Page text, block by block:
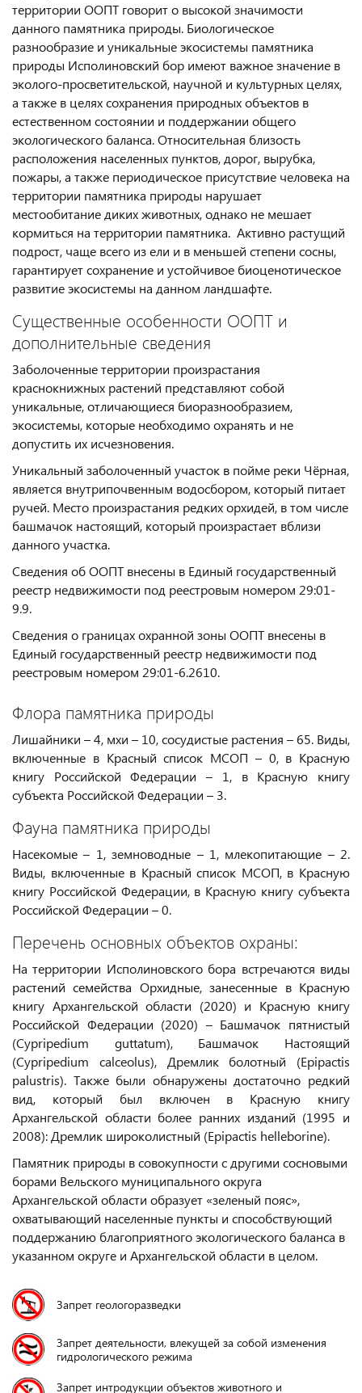
территории ООПТ говорит о высокой значимости
данного памятника природы. Биологическое
разнообразие и уникальные экосистемы памятника
природы Исполиновский бор имеют важное значение в
эколого-просветительской, научной и культурных целях,
а также в целях сохранения природных объектов в
естественном состоянии и поддержании общего
экологического баланса. Относительная близость
расположения населенных пунктов, дорог, вырубка,
пожары, а также периодическое присутствие человека на
территории памятника природы нарушает
местообитание диких животных, однако не мешает
кормиться на территории памятника. Активно растущий
подрост, чаще всего из ели и в меньшей степени сосны,
гарантирует сохранение и устойчивое биоценотическое
развитие экосистемы на данном ландшафте.
Существенные особенности ООПТ и
дополнительные сведения
Заболоченные территории произрастания
краснокнижных растений представляют собой
уникальные, отличающиеся биоразнообразием,
экосистемы, которые необходимо охранять и не
допустить их исчезновения.
Уникальный заболоченный участок в пойме реки Чёрная,
является внутрипочвенным водосбором, который питает
ручей. Место произрастания редких орхидей, в том числе
башмачок настоящий, который произрастает вблизи
данного участка.
Сведения об ООПТ внесены в Единый государственный
реестр недвижимости под реестровым номером 29:01-
9.9.
Сведения о границах охранной зоны ООПТ внесены в
Единый государственный реестр недвижимости под
реестровым номером 29:01-6.2610.
Флора памятника природы
Лишайники – 4, мхи – 10, сосудистые растения – 65. Виды,
включенные в Красный список МСОП – 0, в Красную
книгу Российской Федерации – 1, в Красную книгу
субъекта Российской Федерации – 3.
Фауна памятника природы
Насекомые – 1, земноводные – 1, млекопитающие – 2.
Виды, включенные в Красный список МСОП, в Красную
книгу Российской Федерации, в Красную книгу субъекта
Российской Федерации – 0.
Перечень основных объектов охраны:
На территории Исполиновского бора встречаются виды
растений семейства Орхидные, занесенные в Красную
книгу Архангельской области (2020) и Красную книгу
Российской Федерации (2020) – Башмачок пятнистый
(Cypripedium guttatum), Башмачок Настоящий
(Cypripedium calceolus), Дремлик болотный (Epipactis
palustris). Также были обнаружены достаточно редкий
вид, который был включен в Красную книгу
Архангельской области более ранних изданий (1995 и
2008): Дремлик широколистный (Epipactis helleborine).
Памятник природы в совокупности с другими сосновыми
борами Вельского муниципального округа
Архангельской области образует «зеленый пояс»,
охватывающий населенные пункты и способствующий
поддержанию благоприятного экологического баланса в
указанном округе и Архангельской области в целом.
Запрет геологоразведки
Запрет деятельности, влекущей за собой изменения
гидрологического режима
Запрет интродукции объектов животного и